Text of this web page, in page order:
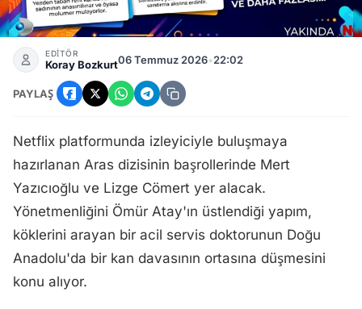
Netflix Dizisi Aras'ın Oyuncu Kadrosu ve Konusu Belli Oldu
EDİTÖR
Koray Bozkurt06 Temmuz 2026•22:02
PAYLAŞ
Netflix platformunda izleyiciyle buluşmaya
hazırlanan Aras dizisinin başrollerinde Mert
Yazıcıoğlu ve Lizge Cömert yer alacak.
Yönetmenliğini Ömür Atay'ın üstlendiği yapım,
köklerini arayan bir acil servis doktorunun Doğu
Anadolu'da bir kan davasının ortasına düşmesini
konu alıyor.